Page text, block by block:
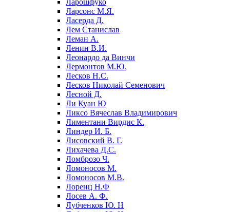
Ларошфуко
Ларсонс М.Я.
Ласерда Д.
Лем Станислав
Леман А.
Ленин В.И.
Леонардо да Винчи
Лермонтов М.Ю.
Лесков Н.С.
Лесков Николай Семенович
Лесной Д.
Ли Куан Ю
Ликсо Вячеслав Владимирович
Лиментани Вирдис К.
Линдер И. Б.
Лисовский В. Г.
Лихачева Д.С.
Ломброзо Ч.
Ломоносов М.
Ломоносов М.В.
Лоренц Н.Ф
Лосев А. Ф.
Лубченков Ю. Н